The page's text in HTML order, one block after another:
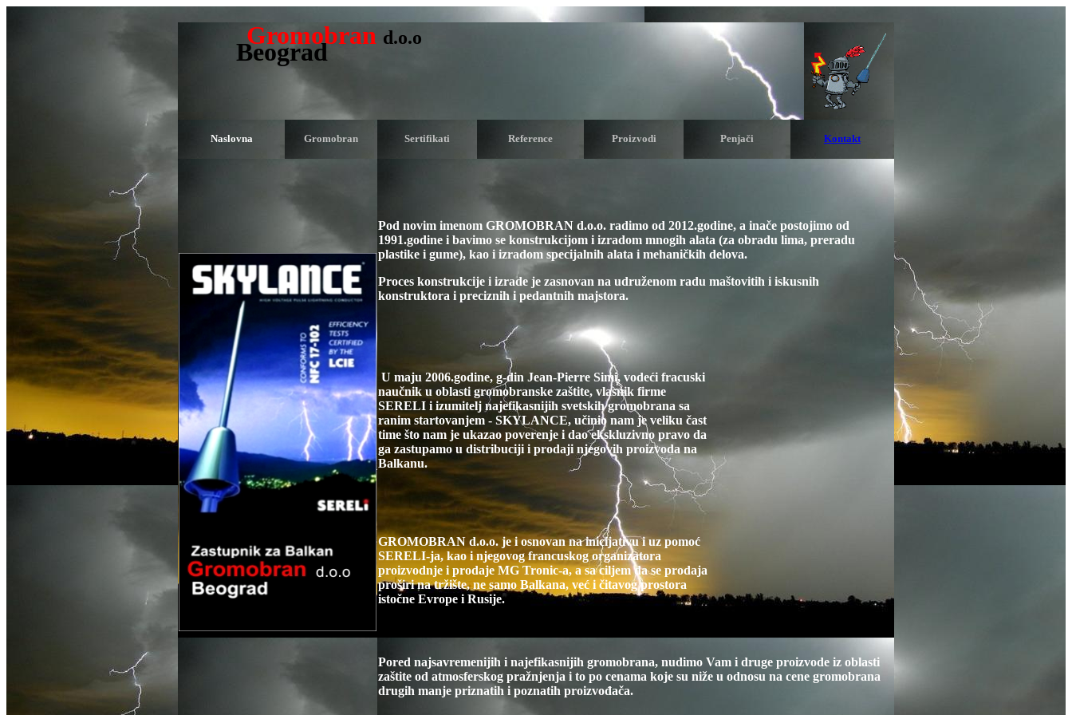
Gromobran d.o.o
Beograd
Naslovna Gromobran Sertifikati Reference Proizvodi Penjači Kontakt
Pod novim imenom GROMOBRAN d.o.o. radimo od 2012.godine, a inače postojimo od
1991.godine i bavimo se konstrukcijom i izradom mnogih alata (za obradu lima, preradu
plastike i gume), kao i izradom specijalnih alata i mehaničkih delova.
Proces konstrukcije i izrade je zasnovan na udruženom radu maštovitih i iskusnih
konstruktora i preciznih i pedantnih majstora.
U maju 2006.godine, g-din Jean-Pierre Simi, vodeći fracuski
naučnik u oblasti gromobranske zaštite, vlasnik firme
SERELI i izumitelj najefikasnijih svetskih gromobrana sa
ranim startovanjem - SKYLANCE, učinio nam je veliku čast
time što nam je ukazao poverenje i dao ekskluzivno pravo da
ga zastupamo u distribuciji i prodaji njegovih proizvoda na
Balkanu.
GROMOBRAN d.o.o. je i osnovan na inicijativu i uz pomoć
SERELI-ja, kao i njegovog francuskog organizatora
proizvodnje i prodaje MG Tronic-a, a sa ciljem da se prodaja
proširi na tržište, ne samo Balkana, već i čitavog prostora
istočne Evrope i Rusije.
Pored najsavremenijih i najefikasnijih gromobrana, nudimo Vam i druge proizvode iz oblasti
zaštite od atmosferskog pražnjenja i to po cenama koje su niže u odnosu na cene gromobrana
drugih manje priznatih i poznatih proizvođača.